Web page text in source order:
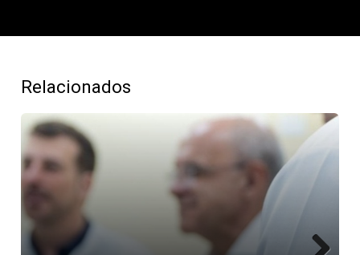
Relacionados